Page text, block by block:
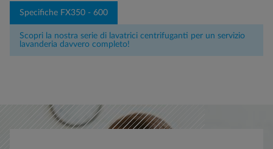
Specifiche FX350 - 600
Scopri la nostra serie di lavatrici centrifuganti per un servizio
lavanderia davvero completo!